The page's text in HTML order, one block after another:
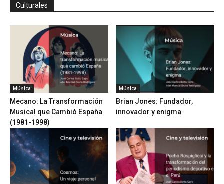
Culturales
Música
Mecano: La Transformación
Musical que Cambió España
(1981-1998)
Música
Brian Jones: Fundador,
innovador y enigma